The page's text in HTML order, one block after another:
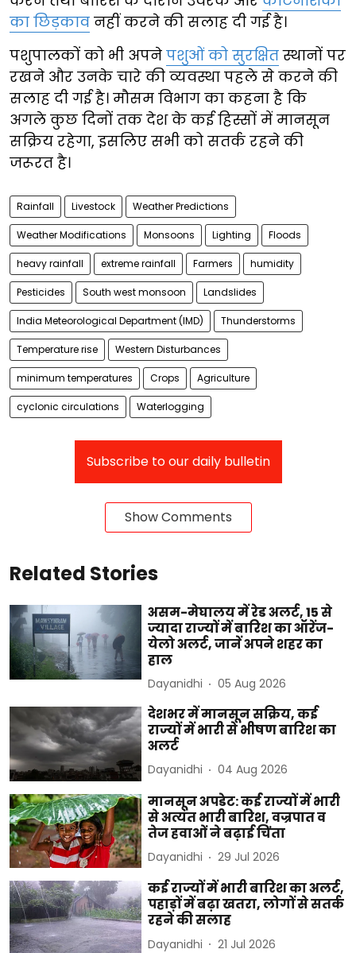
का छिड़काव नहीं करने की सलाह दी गई है।
पशुपालकों को भी अपने पशुओं को सुरक्षितस्थानों पर
रखने और उनके चारे की व्यवस्था पहले से करने की
सलाह दी गई है। मौसम विभाग का कहना है कि
अगले कुछ दिनों तक देश के कई हिस्सों में मानसून
सक्रिय रहेगा, इसलिए सभी को सतर्क रहने की
जरूरत है।
Rainfall Livestock Weather Predictions
Weather Modifications Monsoons Lighting Floods
heavy rainfall extreme rainfall Farmers humidity
Pesticides South west monsoon Landslides
India Meteorological Department (IMD) Thunderstorms
Temperature rise Western Disturbances
minimum temperatures Crops Agriculture
cyclonic circulations Waterlogging
Subscribe to our daily bulletin
Show Comments
Related Stories
असम-मेघालय में रेड अलर्ट, 15 से
ज्यादा राज्यों में बारिश का ऑरेंज-
येलो अलर्ट, जानें अपने शहर का
हाल
Dayanidhi 05 Aug 2026
देशभर में मानसून सक्रिय, कई
राज्यों में भारी से भीषण बारिश का
अलर्ट
Dayanidhi 04 Aug 2026
मानसून अपडेट: कई राज्यों में भारी
से अत्यंत भारी बारिश, वज्रपात व
तेज हवाओं ने बढ़ाई चिंता
Dayanidhi 29 Jul 2026
कई राज्यों में भारी बारिश का अलर्ट,
पहाड़ों में बढ़ा खतरा, लोगों से सतर्क
रहने की सलाह
Dayanidhi 21 Jul 2026